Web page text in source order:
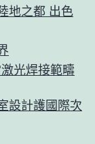
地之都 出色
光焊接範疇
設計護國際次